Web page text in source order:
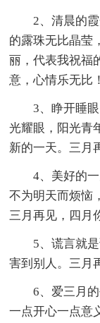
2、清晨的霞
的露珠无比晶莹
丽，代表我祝福
意，心情乐无比！
3、睁开睡眼
光耀眼，阳光青
新的一天。三月
4、美好的一
不为明天而烦恼
三月再见，四月
5、谎言就是
害到别人。三月
6、爱三月的
一点开心一点意